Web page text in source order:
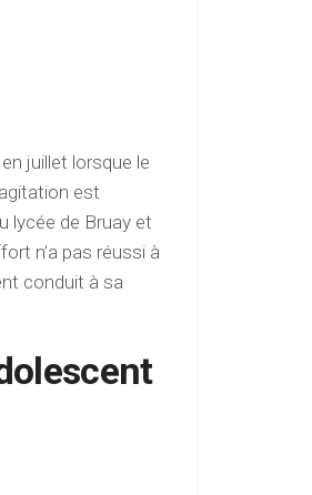
juillet lorsque le
est
lycée de Bruay et
n’a pas réussi à
conduit à sa